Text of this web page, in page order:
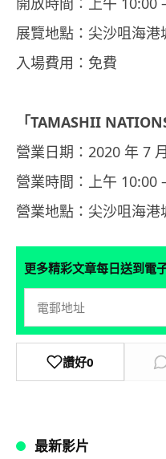
展覽地點：尖沙咀海港
入場費用：免費
「TAMASHII
營業日期：2020 年 7
營業時間：上午 10:00
營業地點：尖沙咀海港
更多精彩文章每日送到電
讚好0
最新影片